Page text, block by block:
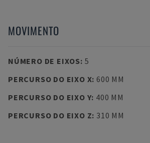
MOVIMENTO
NÚMERO DE EIXOS: 5
PERCURSO DO EIXO X: 600 MM
PERCURSO DO EIXO Y: 400 MM
PERCURSO DO EIXO Z: 310 MM